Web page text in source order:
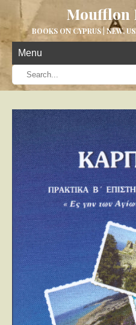
Moufflon
BOOKS ON CYPRUS | NEW,
Menu